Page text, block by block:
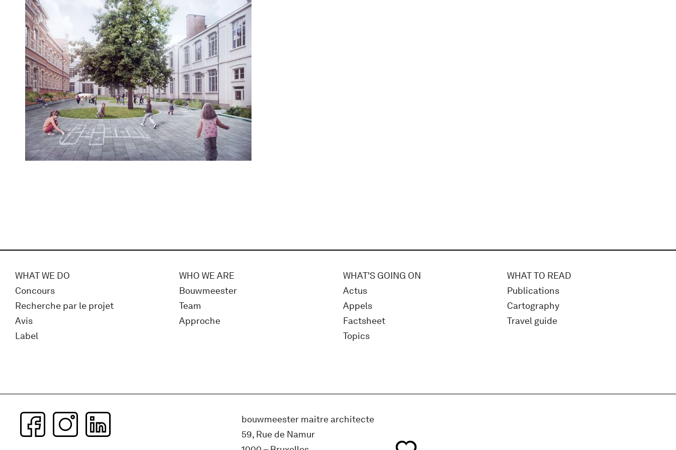
WHAT WE DO
Concours
Recherche par le projet
Avis
Label
WHO WE ARE
Bouwmeester
Team
Approche
WHAT'S GOING ON
Actus
Appels
Factsheet
Topics
WHAT TO READ
Publications
Cartography
Travel guide
bouwmeester maitre architecte
59, Rue de Namur